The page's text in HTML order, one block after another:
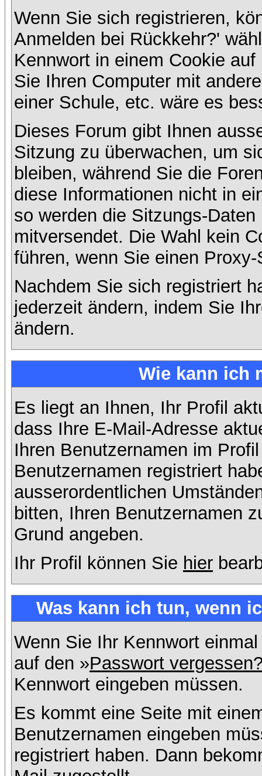
Wenn Sie sich registrieren,
Anmelden bei Rückkehr?'
Kennwort in einem Cookie
Sie Ihren Computer mit
einer Schule, etc. wäre es
Dieses Forum gibt Ihnen
Sitzung zu überwachen, um
bleiben, während Sie die
diese Informationen nicht in
so werden die Sitzungs-
mitversendet. Die Wahl kein
führen, wenn Sie einen
Nachdem Sie sich registriert
jederzeit ändern, indem Sie
ändern.
Wie kann ich
Es liegt an Ihnen, Ihr Profil
dass Ihre E-Mail-Adresse
Ihren Benutzernamen im
Benutzernamen registriert
ausserordentlichen
bitten, Ihren Benutzernamen
Grund angeben.
Ihr Profil können Sie hier
Was kann ich tun, wenn
Wenn Sie Ihr Kennwort
auf den »Passwort
Kennwort eingeben müssen.
Es kommt eine Seite mit
Benutzernamen eingeben
registriert haben. Dann